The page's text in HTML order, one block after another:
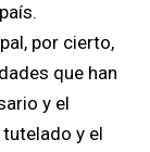
por cierto,
que han
y el
y el